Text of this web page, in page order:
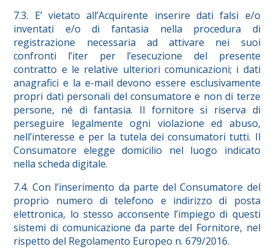
7.3. E’ vietato all’Acquirente inserire dati falsi e/o
inventati e/o di fantasia nella procedura di
registrazione necessaria ad attivare nei suoi
confronti l’iter per l’esecuzione del presente
contratto e le relative ulteriori comunicazioni; i dati
anagrafici e la e-mail devono essere esclusivamente
propri dati personali del consumatore e non di terze
persone, né di fantasia. Il fornitore si riserva di
perseguire legalmente ogni violazione ed abuso,
nell’interesse e per la tutela dei consumatori tutti. Il
Consumatore elegge domicilio nel luogo indicato
nella scheda digitale.
7.4. Con l’inserimento da parte del Consumatore del
proprio numero di telefono e indirizzo di posta
elettronica, lo stesso acconsente l’impiego di questi
sistemi di comunicazione da parte del Fornitore, nel
rispetto del Regolamento Europeo n. 679/2016.